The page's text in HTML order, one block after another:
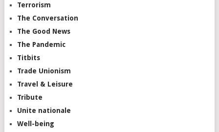
Terrorism
The Conversation
The Good News
The Pandemic
Titbits
Trade Unionism
Travel & Leisure
Tribute
Unite nationale
Well-being